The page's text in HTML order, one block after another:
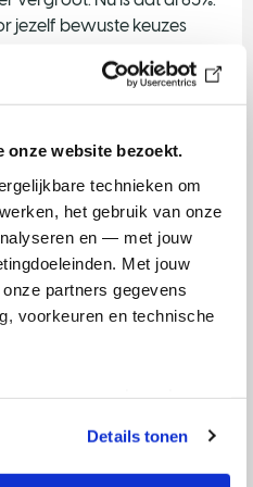
onze website bezoekt.
technieken om
het gebruik van onze
en — met jouw
Met jouw
partners gegevens
voorkeuren en technische
op elk moment wijzigen of
onderaan de pagina. De
Details tonen
jezelf bewuste keuzes
vind antwoorden op
vind je meer
over alcohol?